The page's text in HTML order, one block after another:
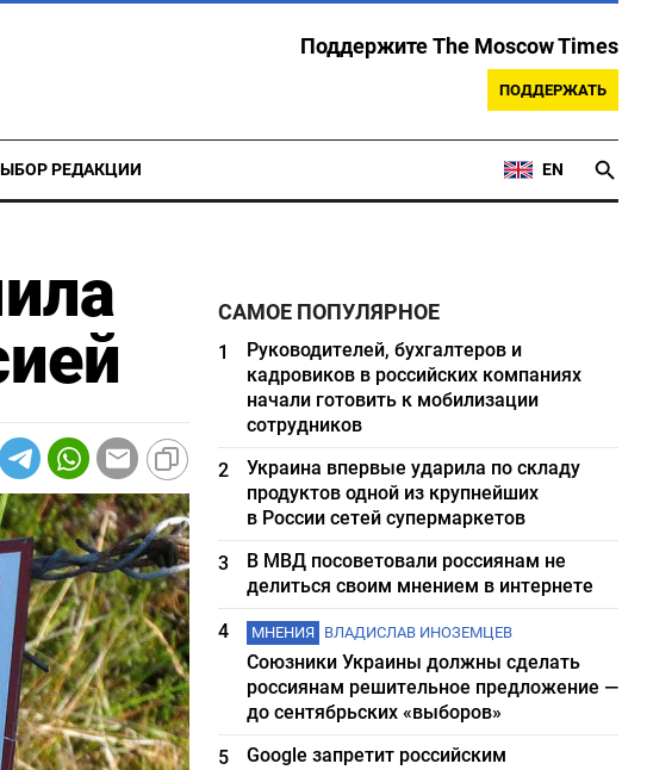
Поддержите The Moscow Times
ПОДДЕРЖАТЬ
РЕДАКЦИИ EN
САМОЕ ПОПУЛЯРНОЕ
1
Руководителей, бухгалтеров и
кадровиков в российских компаниях
начали готовить к мобилизации
сотрудников
2
Украина впервые ударила по складу
продуктов одной из крупнейших
в России сетей супермаркетов
3
В МВД посоветовали россиянам не
делиться своим мнением в интернете
4
МНЕНИЯ ВЛАДИСЛАВ ИНОЗЕМЦЕВ
Союзники Украины должны сделать
россиянам решительное предложение —
до сентябрьских «выборов»
5
Google запретит российским